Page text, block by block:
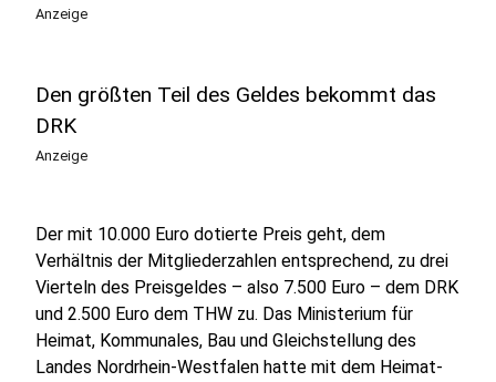
Anzeige
Den größten Teil des Geldes bekommt das
DRK
Anzeige
Der mit 10.000 Euro dotierte Preis geht, dem
Verhältnis der Mitgliederzahlen entsprechend, zu drei
Vierteln des Preisgeldes – also 7.500 Euro – dem DRK
und 2.500 Euro dem THW zu. Das Ministerium für
Heimat, Kommunales, Bau und Gleichstellung des
Landes Nordrhein-Westfalen hatte mit dem Heimat-